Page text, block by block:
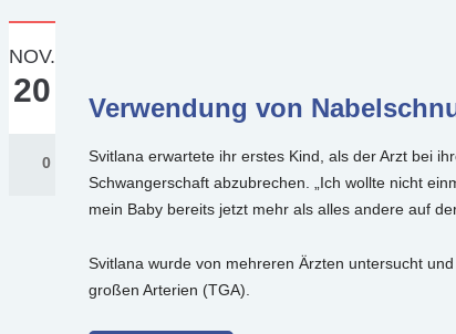
NOV.
20
0
Verwendung von
Svitlana erwartete ihr erstes Kind, als der Arzt bei
Schwangerschaft abzubrechen. „Ich wollte nicht
mein Baby bereits jetzt mehr als alles andere auf
Svitlana wurde von mehreren Ärzten untersucht
großen Arterien (TGA).